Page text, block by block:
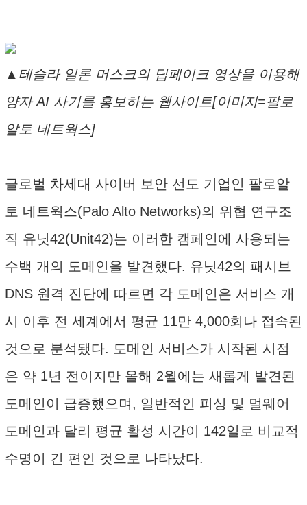
▲테슬라 일론 머스크의 딥페이크 영상을 이용해
양자 AI 사기를 홍보하는 웹사이트[이미지=팔로
알토 네트웍스]
글로벌 차세대 사이버 보안 선도 기업인 팔로알
토 네트웍스(Palo Alto Networks)의 위협 연구조
직 유닛42(Unit42)는 이러한 캠페인에 사용되는
수백 개의 도메인을 발견했다. 유닛42의 패시브
DNS 원격 진단에 따르면 각 도메인은 서비스 개
시 이후 전 세계에서 평균 11만 4,000회나 접속된
것으로 분석됐다. 도메인 서비스가 시작된 시점
은 약 1년 전이지만 올해 2월에는 새롭게 발견된
도메인이 급증했으며, 일반적인 피싱 및 멀웨어
도메인과 달리 평균 활성 시간이 142일로 비교적
수명이 긴 편인 것으로 나타났다.